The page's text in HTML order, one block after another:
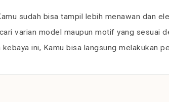
sudah bisa tampil lebih menawan dan
varian model maupun motif yang sesuai
ini, Kamu bisa langsung melakukan